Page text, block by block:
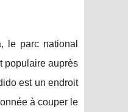
le parc national
populaire auprès
est un endroit
à couper le